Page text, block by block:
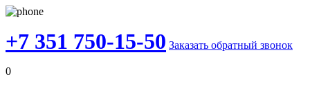
+7 351 750-15-50 Заказать обратный звонок
0